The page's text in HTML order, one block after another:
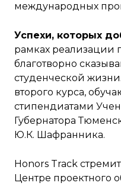
международных
Успехи, которых
рамках реализации
благотворно
студенческой
второго курса,
стипендиатами
Губернатора
Ю.К. Шафранника.
Honors Track
Центре проектного